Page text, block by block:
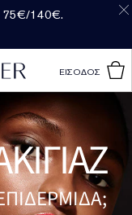
75€/140€.
ΕΙΣΟΔΟΣ